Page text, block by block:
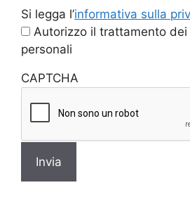
Si
legga
l'informativa
privacy*
Si legga l’informativa sulla
Autorizzo il trattamento
personali
CAPTCHA